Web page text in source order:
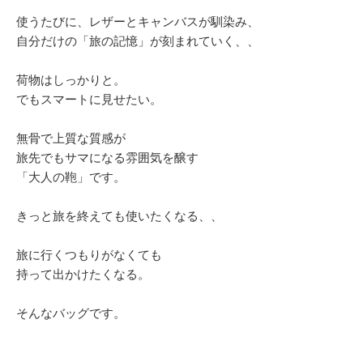
使うたびに、レザーとキャンバスが馴染み、
自分だけの「旅の記憶」が刻まれていく、、
荷物はしっかりと。
でもスマートに見せたい。
無骨で上質な質感が
旅先でもサマになる雰囲気を醸す
「大人の鞄」です。
きっと旅を終えても使いたくなる、、
旅に行くつもりがなくても
持って出かけたくなる。
そんなバッグです。